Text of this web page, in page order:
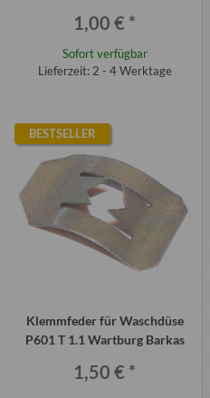
1,00 € *
Sofort verfügbar
Lieferzeit: 2 - 4 Werktage
BESTSELLER
Klemmfeder für Waschdüse
P601 T 1.1 Wartburg Barkas
1,50 € *